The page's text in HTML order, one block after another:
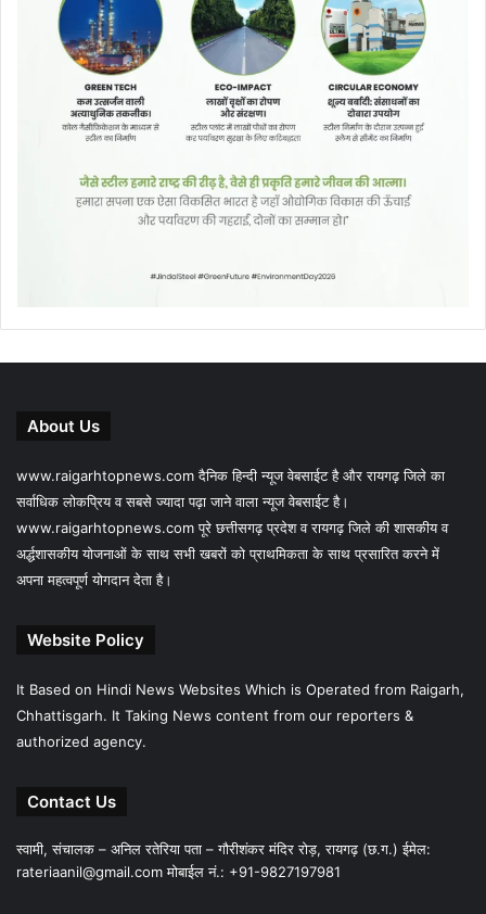
About Us
www.raigarhtopnews.com दैनिक हिन्दी न्यूज वेबसाईट है और रायगढ़ जिले का
सर्वाधिक लोकप्रिय व सबसे ज्यादा पढ़ा जाने वाला न्यूज वेबसाईट है।
www.raigarhtopnews.com पूरे छत्तीसगढ़ प्रदेश व रायगढ़ जिले की शासकीय व
अर्द्धशासकीय योजनाओं के साथ सभी खबरों को प्राथमिकता के साथ प्रसारित करने में
अपना महत्वपूर्ण योगदान देता है।
Website Policy
It Based on Hindi News Websites Which is Operated from Raigarh,
Chhattisgarh. It Taking News content from our reporters &
authorized agency.
Contact Us
स्वामी, संचालक – अनिल रतेरिया पता – गौरीशंकर मंदिर रोड़, रायगढ़ (छ.ग.) ईमेल:
rateriaanil@gmail.comमोबाईल नं.: +91-9827197981